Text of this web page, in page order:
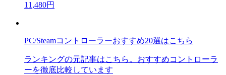
11,480円
PC/Steamコントローラーおすすめ20選はこちら
ランキングの元記事はこちら。おすすめコントローラ
ーを徹底比較しています